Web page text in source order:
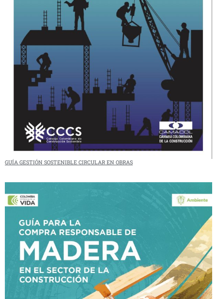
GUÍA GESTIÓN SOSTENIBLE CIRCULAR EN OBRAS